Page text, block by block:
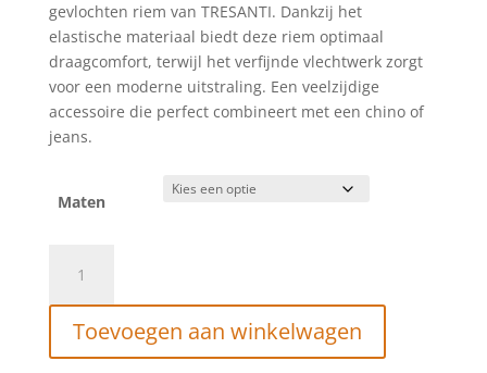
gevlochten riem van TRESANTI. Dankzij het
elastische materiaal biedt deze riem optimaal
draagcomfort, terwijl het verfijnde vlechtwerk zorgt
voor een moderne uitstraling. Een veelzijdige
accessoire die perfect combineert met een chino of
jeans.
Maten
Giannotto
Braided
Design
Belt
Toevoegen aan winkelwagen